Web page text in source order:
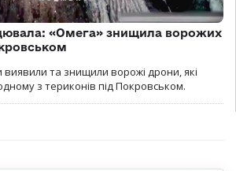
«Омега» знищила ворожих
виявили та знищили ворожі дрони, які
з териконів під Покровськом.